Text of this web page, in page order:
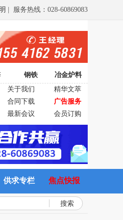
| 服务热线：028-60869083
钢铁
冶金炉料
关于我们
精华文萃
合同下载
广告服务
最新会议
会员订购
供求专栏 焦点快报
搜索